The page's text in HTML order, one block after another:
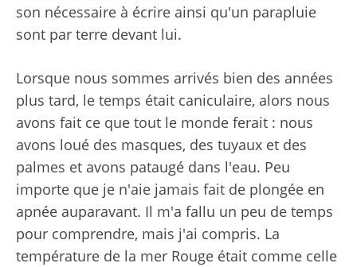
son nécessaire à écrire ainsi qu'un parapluie
sont par terre devant lui.
Lorsque nous sommes arrivés bien des années
plus tard, le temps était caniculaire, alors nous
avons fait ce que tout le monde ferait : nous
avons loué des masques, des tuyaux et des
palmes et avons pataugé dans l'eau. Peu
importe que je n'aie jamais fait de plongée en
apnée auparavant. Il m'a fallu un peu de temps
pour comprendre, mais j'ai compris. La
température de la mer Rouge était comme celle